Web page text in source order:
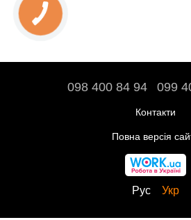
098 400 84 94‬ 099
Контакти
Повна версія
Рус Укр